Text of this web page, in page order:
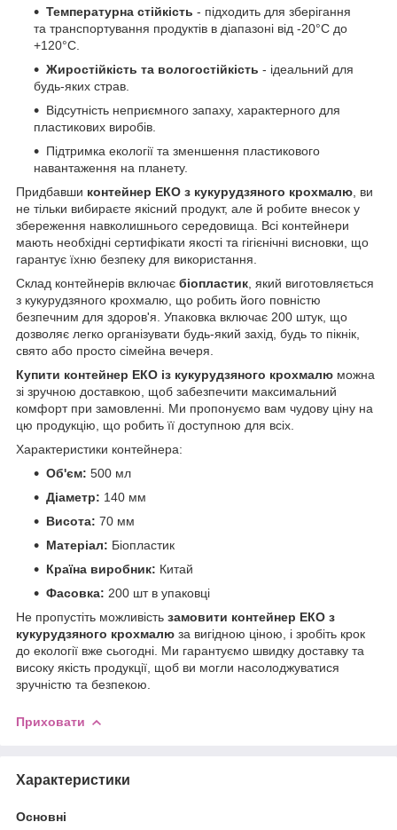
Температурна стійкість - підходить для зберігання
та транспортування продуктів в діапазоні від -20°C до
+120°C.
Жиростійкість та вологостійкість - ідеальний для
будь-яких страв.
Відсутність неприємного запаху, характерного для
пластикових виробів.
Підтримка екології та зменшення пластикового
навантаження на планету.
Придбавши контейнер ЕКО з кукурудзяного крохмалю , ви
не тільки вибираєте якісний продукт, але й робите внесок у
збереження навколишнього середовища. Всі контейнери
мають необхідні сертифікати якості та гігієнічні висновки, що
гарантує їхню безпеку для використання.
Склад контейнерів включає біопластик , який виготовляється
з кукурудзяного крохмалю, що робить його повністю
безпечним для здоров'я. Упаковка включає 200 штук, що
дозволяє легко організувати будь-який захід, будь то пікнік,
свято або просто сімейна вечеря.
Купити контейнер ЕКО із кукурудзяного крохмалю можна
зі зручною доставкою, щоб забезпечити максимальний
комфорт при замовленні. Ми пропонуємо вам чудову ціну на
цю продукцію, що робить її доступною для всіх.
Характеристики контейнера:
Об'єм: 500 мл
Діаметр: 140 мм
Висота: 70 мм
Матеріал: Біопластик
Країна виробник: Китай
Фасовка: 200 шт в упаковці
Не пропустіть можливість замовити контейнер ЕКО з
кукурудзяного крохмалю за вигідною ціною, і зробіть крок
до екології вже сьогодні. Ми гарантуємо швидку доставку та
високу якість продукції, щоб ви могли насолоджуватися
зручністю та безпекою.
Приховати
Характеристики
Основні